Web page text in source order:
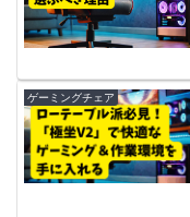
ゲーミングチェア